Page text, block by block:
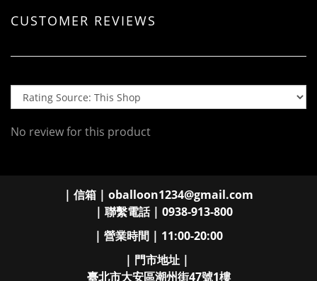
CUSTOMER REVIEWS
No review for this product
| 信箱 | oballoon1234@gmail.com
| 聯繫電話 | 0938-913-800
| 營業時間 | 11:00-20:00
| 門市地址 |
臺北市大安區潮州街47號1樓